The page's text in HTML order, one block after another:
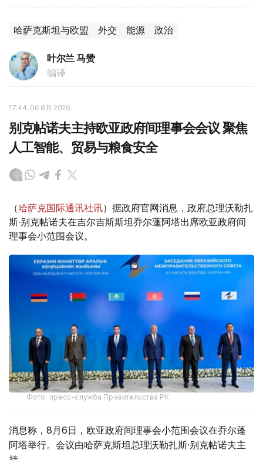
哈萨克斯坦与欧盟 外交 能源 政治
叶尔兰 马赞
编译
17:44, 06 8月 2026
别克帖诺夫主持欧亚政府间理事会会议 聚焦
人工智能、贸易与粮食安全
（哈萨克国际通讯社讯）据政府官网消息，政府总理沃勒扎
斯·别克帖诺夫在吉尔吉斯斯坦乔尔蓬阿塔出席欧亚政府间
理事会小范围会议。
Фото: пресс-служба Правительства РК
消息称，8月6日，欧亚政府间理事会小范围会议在乔尔蓬
阿塔举行。会议由哈萨克斯坦总理沃勒扎斯·别克帖诺夫主